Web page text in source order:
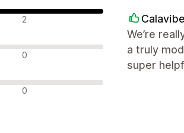
2
0
0
We’re
a truly
super